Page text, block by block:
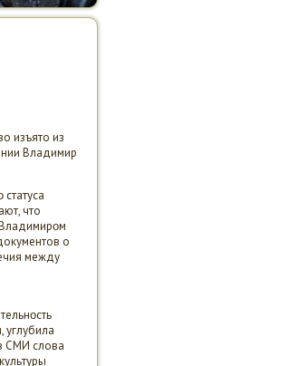
изъято из
Владимир
что
о
между
углубила
СМИ слова